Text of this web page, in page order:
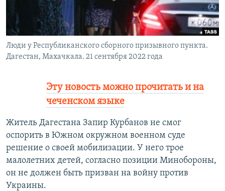
Все сайты РСЕ/РС
Люди у Республиканского сборного призывного пункта.
Дагестан, Махачкала. 21 сентября 2022 года
Эту новость можно прочитать и на
чеченском языке
Житель Дагестана Запир Курбанов не смог
оспорить в Южном окружном военном суде
решение о своей мобилизации. У него трое
малолетних детей, согласно позиции Минобороны,
он не должен быть призван на войну против
Украины.